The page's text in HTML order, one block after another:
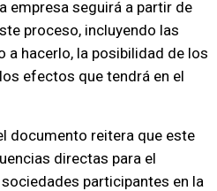
empresa seguirá a partir de
proceso, incluyendo las
a hacerlo, la posibilidad de los
efectos que tendrá en el
documento reitera que este
directas para el
participantes en la